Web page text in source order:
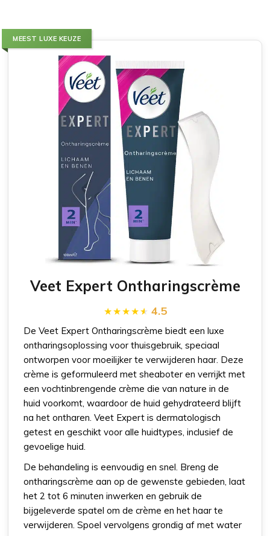
MEEST LUXE KEUZE
Veet Expert Ontharingscrème
4.5
De Veet Expert Ontharingscrème biedt een luxe
ontharingsoplossing voor thuisgebruik, speciaal
ontworpen voor moeilijker te verwijderen haar. Deze
crème is geformuleerd met sheaboter en verrijkt met
een vochtinbrengende crème die van nature in de
huid voorkomt, waardoor de huid gehydrateerd blijft
na het ontharen. Veet Expert is dermatologisch
getest en geschikt voor alle huidtypes, inclusief de
gevoelige huid.
De behandeling is eenvoudig en snel. Breng de
ontharingscrème aan op de gewenste gebieden, laat
het 2 tot 6 minuten inwerken en gebruik de
bijgeleverde spatel om de crème en het haar te
verwijderen. Spoel vervolgens grondig af met water